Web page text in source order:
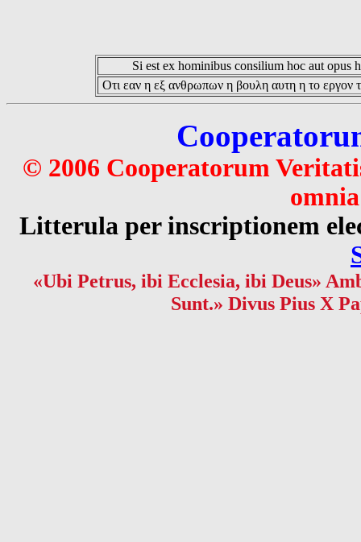
Si est ex hominibus consilium hoc aut opus
Οτι εαν η εξ ανθρωπων η βουλη αυτη η το εργον
© 2006 Cooperatorum
Litterula per inscriptionem
«Ubi Petrus, ibi Ecclesia, ibi Deus»
Sunt.» Divus Pius X